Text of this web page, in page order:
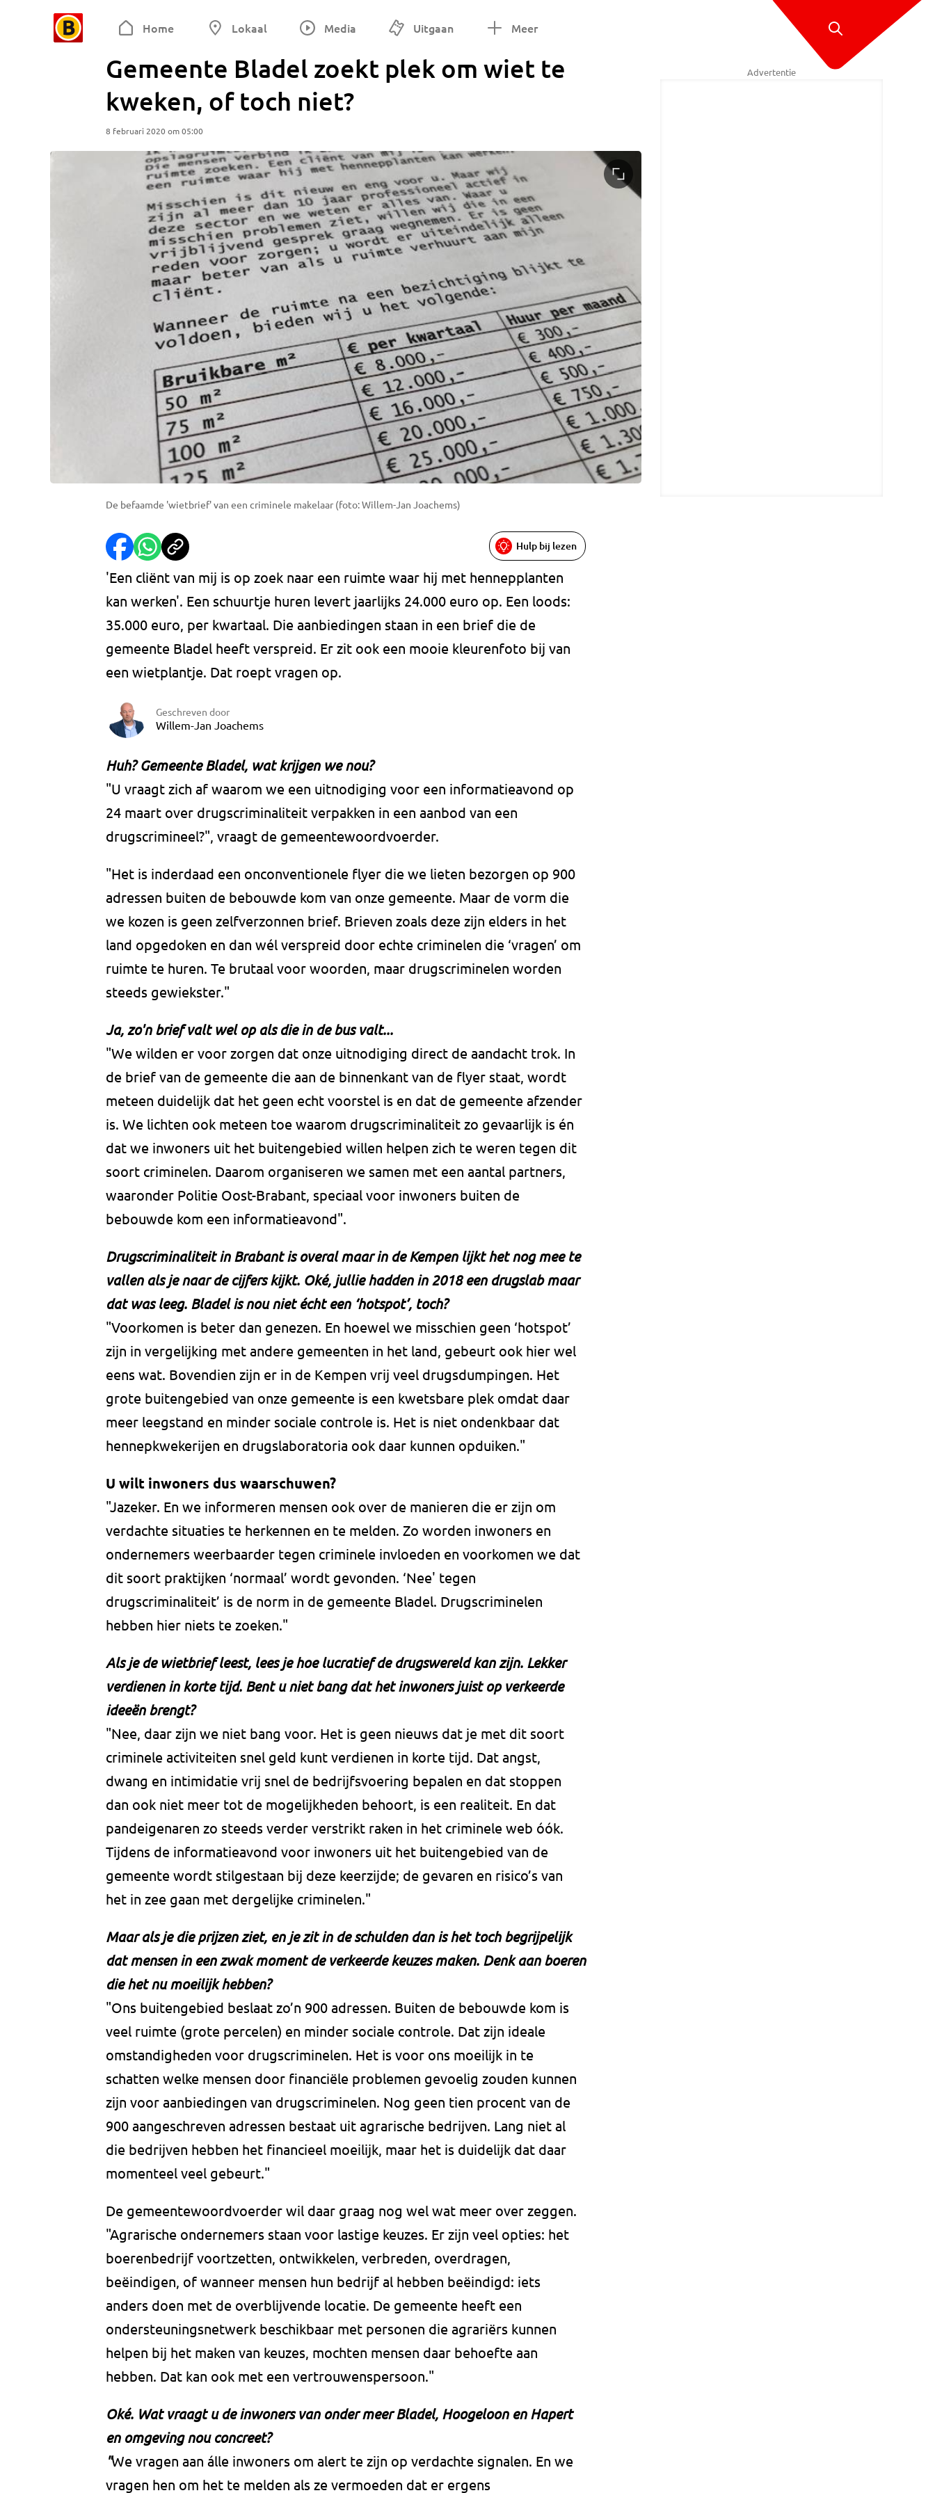
Home Lokaal Media Uitgaan Meer
Gemeente Bladel zoekt plek om wiet te
kweken, of toch niet?
8 februari 2020 om 05:00
De befaamde 'wietbrief' van een criminele makelaar (foto: Willem-Jan Joachems)
Hulp bij lezen
'Een cliënt van mij is op zoek naar een ruimte waar hij met hennepplanten
kan werken'. Een schuurtje huren levert jaarlijks 24.000 euro op. Een loods:
35.000 euro, per kwartaal. Die aanbiedingen staan in een brief die de
gemeente Bladel heeft verspreid. Er zit ook een mooie kleurenfoto bij van
een wietplantje. Dat roept vragen op.
Geschreven door
Willem-Jan Joachems
Huh? Gemeente Bladel, wat krijgen we nou?
"U vraagt zich af waarom we een uitnodiging voor een informatieavond op
24 maart over drugscriminaliteit verpakken in een aanbod van een
drugscrimineel?", vraagt de gemeentewoordvoerder.
"Het is inderdaad een onconventionele flyer die we lieten bezorgen op 900
adressen buiten de bebouwde kom van onze gemeente. Maar de vorm die
we kozen is geen zelfverzonnen brief. Brieven zoals deze zijn elders in het
land opgedoken en dan wél verspreid door echte criminelen die ‘vragen’ om
ruimte te huren. Te brutaal voor woorden, maar drugscriminelen worden
steeds gewiekster."
Ja, zo'n brief valt wel op als die in de bus valt...
"We wilden er voor zorgen dat onze uitnodiging direct de aandacht trok. In
de brief van de gemeente die aan de binnenkant van de flyer staat, wordt
meteen duidelijk dat het geen echt voorstel is en dat de gemeente afzender
is. We lichten ook meteen toe waarom drugscriminaliteit zo gevaarlijk is én
dat we inwoners uit het buitengebied willen helpen zich te weren tegen dit
soort criminelen. Daarom organiseren we samen met een aantal partners,
waaronder Politie Oost-Brabant, speciaal voor inwoners buiten de
bebouwde kom een informatieavond".
Drugscriminaliteit in Brabant is overal maar in de Kempen lijkt het nog mee te
vallen als je naar de cijfers kijkt. Oké, jullie hadden in 2018 een drugslab maar
dat was leeg. Bladel is nou niet écht een ‘hotspot’, toch?
"Voorkomen is beter dan genezen. En hoewel we misschien geen ‘hotspot’
zijn in vergelijking met andere gemeenten in het land, gebeurt ook hier wel
eens wat. Bovendien zijn er in de Kempen vrij veel drugsdumpingen. Het
grote buitengebied van onze gemeente is een kwetsbare plek omdat daar
meer leegstand en minder sociale controle is. Het is niet ondenkbaar dat
hennepkwekerijen en drugslaboratoria ook daar kunnen opduiken."
U wilt inwoners dus waarschuwen?
"Jazeker. En we informeren mensen ook over de manieren die er zijn om
verdachte situaties te herkennen en te melden. Zo worden inwoners en
ondernemers weerbaarder tegen criminele invloeden en voorkomen we dat
dit soort praktijken ‘normaal’ wordt gevonden. ‘Nee' tegen
drugscriminaliteit’ is de norm in de gemeente Bladel. Drugscriminelen
hebben hier niets te zoeken."
Als je de wietbrief leest, lees je hoe lucratief de drugswereld kan zijn. Lekker
verdienen in korte tijd. Bent u niet bang dat het inwoners juist op verkeerde
ideeën brengt?
"Nee, daar zijn we niet bang voor. Het is geen nieuws dat je met dit soort
criminele activiteiten snel geld kunt verdienen in korte tijd. Dat angst,
dwang en intimidatie vrij snel de bedrijfsvoering bepalen en dat stoppen
dan ook niet meer tot de mogelijkheden behoort, is een realiteit. En dat
pandeigenaren zo steeds verder verstrikt raken in het criminele web óók.
Tijdens de informatieavond voor inwoners uit het buitengebied van de
gemeente wordt stilgestaan bij deze keerzijde; de gevaren en risico’s van
het in zee gaan met dergelijke criminelen."
Maar als je die prijzen ziet, en je zit in de schulden dan is het toch begrijpelijk
dat mensen in een zwak moment de verkeerde keuzes maken. Denk aan boeren
die het nu moeilijk hebben?
"Ons buitengebied beslaat zo’n 900 adressen. Buiten de bebouwde kom is
veel ruimte (grote percelen) en minder sociale controle. Dat zijn ideale
omstandigheden voor drugscriminelen. Het is voor ons moeilijk in te
schatten welke mensen door financiële problemen gevoelig zouden kunnen
zijn voor aanbiedingen van drugscriminelen. Nog geen tien procent van de
900 aangeschreven adressen bestaat uit agrarische bedrijven. Lang niet al
die bedrijven hebben het financieel moeilijk, maar het is duidelijk dat daar
momenteel veel gebeurt."
De gemeentewoordvoerder wil daar graag nog wel wat meer over zeggen.
"Agrarische ondernemers staan voor lastige keuzes. Er zijn veel opties: het
boerenbedrijf voortzetten, ontwikkelen, verbreden, overdragen,
beëindigen, of wanneer mensen hun bedrijf al hebben beëindigd: iets
anders doen met de overblijvende locatie. De gemeente heeft een
ondersteuningsnetwerk beschikbaar met personen die agrariërs kunnen
helpen bij het maken van keuzes, mochten mensen daar behoefte aan
hebben. Dat kan ook met een vertrouwenspersoon."
Oké. Wat vraagt u de inwoners van onder meer Bladel, Hoogeloon en Hapert
en omgeving nou concreet?
"We vragen aan álle inwoners om alert te zijn op verdachte signalen. En we
vragen hen om het te melden als ze vermoeden dat er ergens
Advertentie